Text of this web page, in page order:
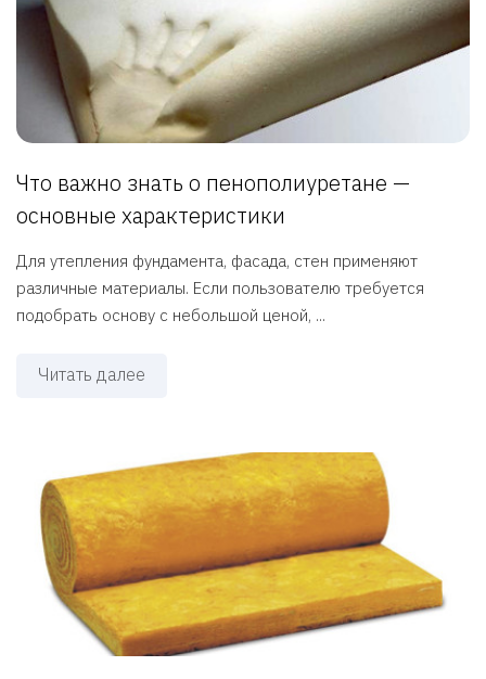
Что важно знать о пенополиуретане —
основные характеристики
Для утепления фундамента, фасада, стен применяют
различные материалы. Если пользователю требуется
подобрать основу с небольшой ценой, ...
Читать далее